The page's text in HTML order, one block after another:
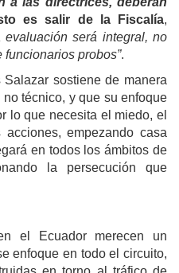
es salir de la Fiscalía,
evaluación será integral, no
probos”.
sostiene de manera
técnico, y que su enfoque
lo que necesita el miedo, el
empezando casa
en todos los ámbitos de
la persecución que
el Ecuador merecen un
enfoque en todo el circuito,